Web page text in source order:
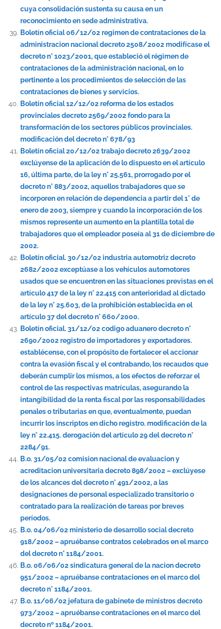
cuya consolidación sustenta su causa en un
reconocimiento en sede administrativa.
Boletín oficial 06/12/02 regimen de contrataciones de la
administracion nacional decreto 2508/2002 modifícase el
decreto n° 1023/2001, que estableció el régimen de
contrataciones de la administración nacional, en lo
pertinente a los procedimientos de selección de las
contrataciones de bienes y servicios.
Boletín oficial 12/12/02 reforma de los estados
provinciales decreto 2569/2002 fondo para la
transformación de los sectores públicos provinciales.
modificación del decreto n° 678/93
Boletín oficial 20/12/02 trabajo decreto 2639/2002
exclúyense de la aplicación de lo dispuesto en el artículo
16, última parte, de la ley n° 25.561, prorrogado por el
decreto n° 883/2002, aquellos trabajadores que se
incorporen en relación de dependencia a partir del 1° de
enero de 2003, siempre y cuando la incorporación de los
mismos represente un aumento en la plantilla total de
trabajadores que el empleador poseía al 31 de diciembre de
2002.
Boletín oficial. 30/12/02 industria automotriz decreto
2682/2002 exceptúase a los vehículos automotores
usados que se encuentren en las situaciones previstas en el
artículo 417 de la ley n° 22.415 con anterioridad al dictado
de la ley n° 25.603, de la prohibición establecida en el
artículo 37 del decreto n° 660/2000.
Boletín oficial. 31/12/02 codigo aduanero decreto n°
2690/2002 registro de importadores y exportadores.
establécense, con el propósito de fortalecer el accionar
contra la evasión fiscal y el contrabando, los recaudos que
deberán cumplir los mismos, a los efectos de reforzar el
control de las respectivas matrículas, asegurando la
intangibilidad de la renta fiscal por las responsabilidades
penales o tributarias en que, eventualmente, puedan
incurrir los inscriptos en dicho registro. modificación de la
ley n° 22.415. derogación del artículo 29 del decreto n°
2284/91.
B.o. 31/05/02 comision nacional de evaluacion y
acreditacion universitaria decreto 898/2002 – exclúyese
de los alcances del decreto n° 491/2002, a las
designaciones de personal especializado transitorio o
contratado para la realización de tareas por breves
períodos.
B.o. 04/06/02 ministerio de desarrollo social decreto
918/2002 – apruébanse contratos celebrados en el marco
del decreto n° 1184/2001.
B.o. 06/06/02 sindicatura general de la nacion decreto
951/2002 – apruébanse contrataciones en el marco del
decreto n° 1184/2001.
B.o. 11/06/02 jefatura de gabinete de ministros decreto
973/2002 – apruébanse contrataciones en el marco del
decreto nº 1184/2001.